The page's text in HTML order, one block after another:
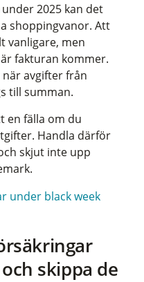
2025 kan det
shoppingvanor. Att
vanligare, men
fakturan kommer.
avgifter från
till summan.
en fälla om du
Handla därför
skjut inte upp
under black week
skippa de